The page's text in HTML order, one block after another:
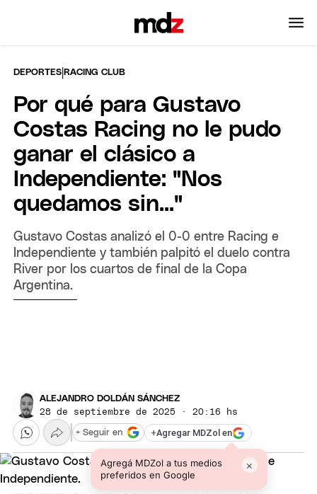
DEPORTES |RACING CLUB
Por qué para Gustavo
Costas Racing no le pudo
ganar el clásico a
Independiente: "Nos
quedamos sin..."
Gustavo Costas analizó el 0-0 entre Racing e
Independiente y también palpitó el duelo contra
River por los cuartos de final de la Copa
Argentina.
ALEJANDRO DOLDÁN SÁNCHEZ
28 de septiembre de 2025 · 20:16 hs
+Agregar MDZol en
Agregá MDZol a tus medios
preferidos en Google
×
+ Seguir en